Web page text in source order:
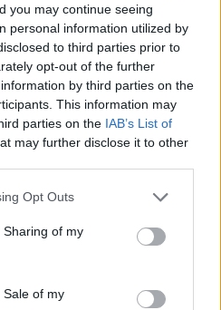
you may continue seeing
personal information utilized by
to third parties prior to
opt-out of the further
by third parties on the
This information may
parties on the IAB’s List of
may further disclose it to other
app uses one or more Google
behaviour. You may click to
and its third-party tags to
purposes in below Google
Opt Outs
of my
of my
táj, amelynek minden köve
a tatai Angolkert